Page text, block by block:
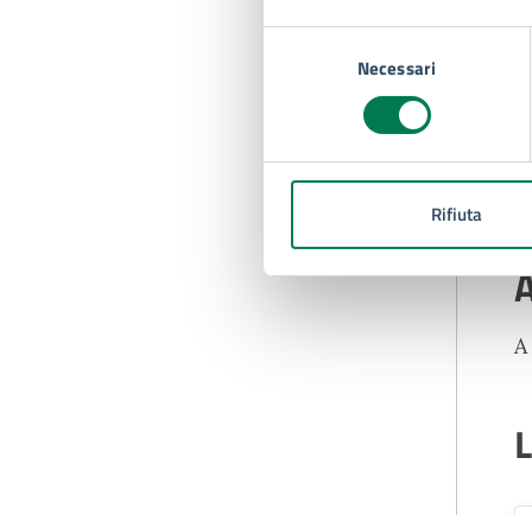
Necessari
Rifiuta